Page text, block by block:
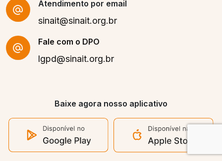
Atendimento por email
sinait@sinait.org.br
Fale com o DPO
lgpd@sinait.org.br
Baixe agora nosso aplicativo